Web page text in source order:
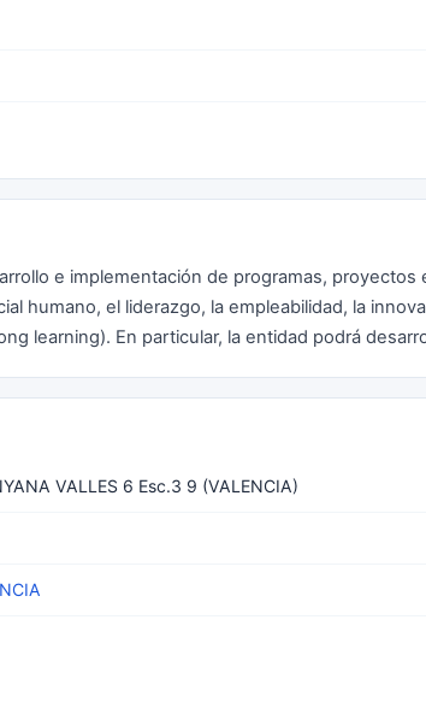
e implementación de programas, proyectos
humano, el liderazgo, la empleabilidad, la
learning). En particular, la entidad podrá
VALLES 6 Esc.3 9 (VALENCIA)